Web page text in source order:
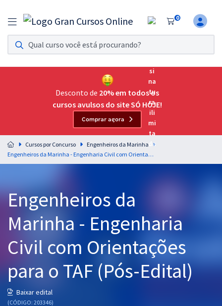
0
Assinatura Ilimitada 11
Acesso a todos os cursos. Teste grátis por 7 dias!
Assinatura OAB Até Passar
Acesso ilimitado a toda preparação para o Exame da
Residências Multiprofissionais
Preparação completa e intensiva para as principais
residências em saúde do Brasil
Assinatura Ilimitada
Cursos 20% OFF
Pós
Graduação
OAB
Mentorias
Desconto de 20% em todos os
cursos avulsos do site SÓ HOJE!
Comprar agora
Cursos por Concurso
Engenheiros da Marinha
Engenheiros da Marinha - Engenharia Civil com Orientações para o TAF (Pós-Edital)
Engenheiros da
Marinha - Engenharia
Civil com Orientações
para o TAF (Pós-Edital)
Baixar edital
(CÓDIGO: 203346)